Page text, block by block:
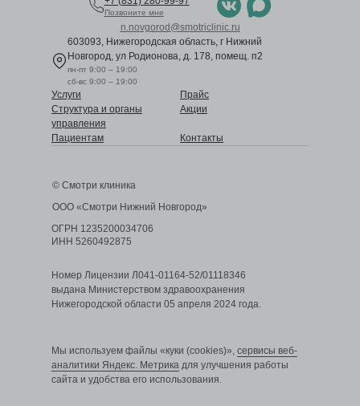
Позвоните мне
n.novgorod@smotriclinic.ru
603093, Нижегородская область, г Нижний
Новгород, ул Родионова, д. 178, помещ. п2
пн-пт 9:00 – 19:00
сб-вс 9:00 – 19:00
Услуги
Прайс
Структура и органы
управления
Акции
Пациентам Контакты
Номер Лицензии Л041-01164-52/01118346
выдана Министерством здравоохранения
Нижегородской области 05 апреля 2024 года.
ООО «Смотри Нижний Новгород»
© Смотри клиника
ОГРН 1235200034706
ИНН 5260492875
Мы используем файлы «куки (cookies)», сервисы веб-
аналитики Яндекс. Метрика для улучшения работы
сайта и удобства его использования.